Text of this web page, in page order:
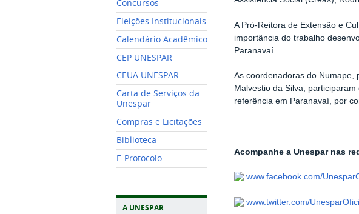
Concursos
Eleições Institucionais
Calendário Acadêmico
CEP UNESPAR
CEUA UNESPAR
Carta de Serviços da
Unespar
Compras e Licitações
Biblioteca
E-Protocolo
A UNESPAR
A Pró-Reitora de Extensão e
importância do trabalho
Paranavaí.
As coordenadoras do Numape,
Malvestio da Silva,
referência em Paranavaí, por
Acompanhe a Unespar nas
www.facebook.com/
www.twitter.com/